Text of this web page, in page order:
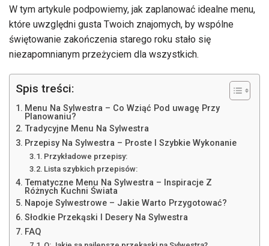
W tym artykule podpowiemy, jak zaplanować idealne menu,
które uwzględni gusta Twoich znajomych, by wspólne
świętowanie zakończenia starego roku stało się
niezapomnianym przeżyciem dla wszystkich.
Spis treści:
Menu Na Sylwestra – Co Wziąć Pod uwagę Przy
Planowaniu?
Tradycyjne Menu Na Sylwestra
Przepisy Na Sylwestra – Proste I Szybkie Wykonanie
Przykładowe przepisy:
Lista szybkich przepisów:
Tematyczne Menu Na Sylwestra – Inspiracje Z
Różnych Kuchni Świata
Napoje Sylwestrowe – Jakie Warto Przygotować?
Słodkie Przekąski I Desery Na Sylwestra
FAQ